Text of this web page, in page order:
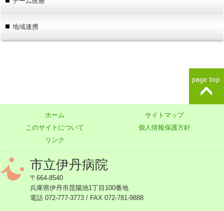
地域連携
ホーム
サイトマップ
このサイトについて
個人情報保護方針
リンク
市立伊丹病院
〒664-8540
兵庫県伊丹市昆陽池1丁目100番地
電話 072-777-3773 / FAX 072-781-9888